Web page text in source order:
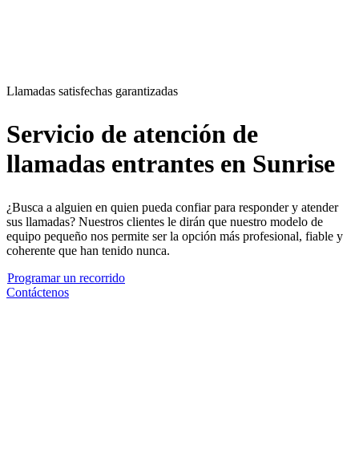
Llamadas satisfechas garantizadas​
Servicio de atención de
llamadas entrantes en Sunrise
¿Busca a alguien en quien pueda confiar para responder y atender
sus llamadas? Nuestros clientes le dirán que nuestro modelo de
equipo pequeño nos permite ser la opción más profesional, fiable y
coherente que han tenido nunca.
Programar un recorrido
Contáctenos